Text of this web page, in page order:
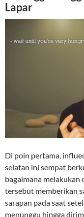
Lapar
Di poin pertama,
selatan ini sempat
bagaimana melakukan
tersebut memberikan
sarapan pada saat
menunggu hingga